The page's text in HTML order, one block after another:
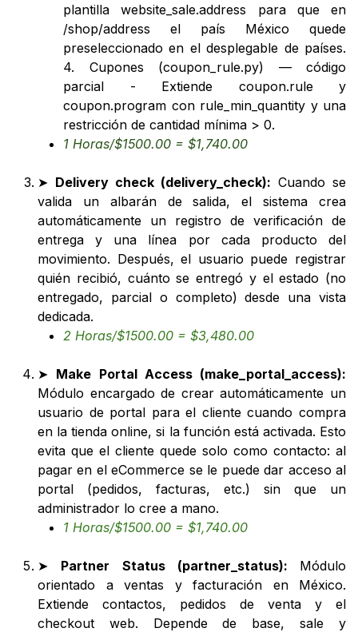
plantilla website_sale.address para que en
/shop/address el país México quede
preseleccionado en el desplegable de países.
4. Cupones (coupon_rule.py) — código
parcial - Extiende coupon.rule y
coupon.program con rule_min_quantity y una
restricción de cantidad mínima > 0.
1 Horas/$1500.00 = $1,740.00
➤ Delivery check (delivery_check): Cuando se
valida un albarán de salida, el sistema crea
automáticamente un registro de verificación de
entrega y una línea por cada producto del
movimiento. Después, el usuario puede registrar
quién recibió, cuánto se entregó y el estado (no
entregado, parcial o completo) desde una vista
dedicada.
2 Horas/$1500.00 = $3,480.00
➤ Make Portal Access (make_portal_access):
Módulo encargado de crear automáticamente un
usuario de portal para el cliente cuando compra
en la tienda online, si la función está activada. Esto
evita que el cliente quede solo como contacto: al
pagar en el eCommerce se le puede dar acceso al
portal (pedidos, facturas, etc.) sin que un
administrador lo cree a mano.
1 Horas/$1500.00 = $1,740.00
➤ Partner Status (partner_status): Módulo
orientado a ventas y facturación en México.
Extiende contactos, pedidos de venta y el
checkout web. Depende de base, sale y